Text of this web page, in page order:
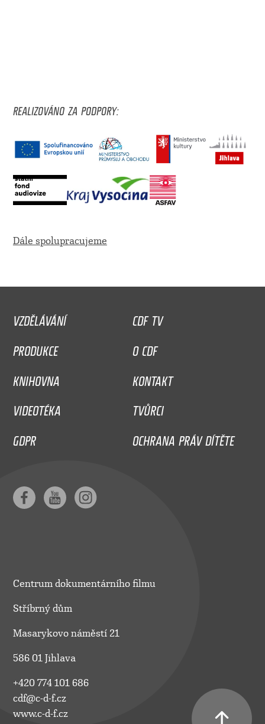
REALIZOVÁNO ZA PODPORY:
Dále spolupracujeme
VZDĚLÁVÁNÍ
CDF TV
PRODUKCE
O CDF
KNIHOVNA
KONTAKT
VIDEOTÉKA
TVŮRCI
GDPR
OCHRANA PRÁV DÍTĚTE
Centrum dokumentárního filmu
Stříbrný dům
Masarykovo náměstí 21
586 01 Jihlava
+420 774 101 686
cdf@c-d-f.cz
www.c-d-f.cz